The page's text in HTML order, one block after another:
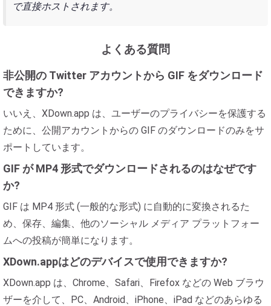
で直接ホストされます。
よくある質問
非公開の Twitter アカウントから GIF をダウンロード
できますか?
いいえ、XDown.app は、ユーザーのプライバシーを保護する
ために、公開アカウントからの GIF のダウンロードのみをサ
ポートしています。
GIF が MP4 形式でダウンロードされるのはなぜです
か?
GIF は MP4 形式 (一般的な形式) に自動的に変換されるた
め、保存、編集、他のソーシャル メディア プラットフォー
ムへの投稿が簡単になります。
XDown.appはどのデバイスで使用できますか?
XDown.app は、Chrome、Safari、Firefox などの Web ブラウ
ザーを介して、PC、Android、iPhone、iPad などのあらゆる